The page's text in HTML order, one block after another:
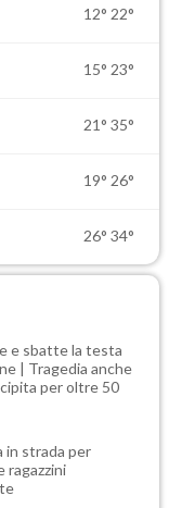
12° 22°
15° 23°
21° 35°
19° 26°
26° 34°
e sbatte la testa
| Tragedia anche
per oltre 50
in strada per
ragazzini